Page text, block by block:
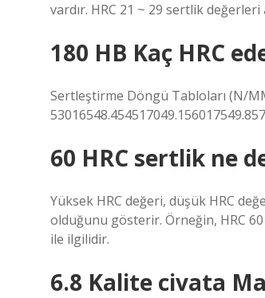
vardır. HRC 21 ~ 29 sertlik değerleri
180 HB Kaç HRC
Sertleştirme Döngü Tabloları (N/
60 HRC sertlik ne
Yüksek HRC değeri, düşük HRC
olduğunu gösterir. Örneğin, HRC
ile ilgilidir.
6.8 Kalite civata